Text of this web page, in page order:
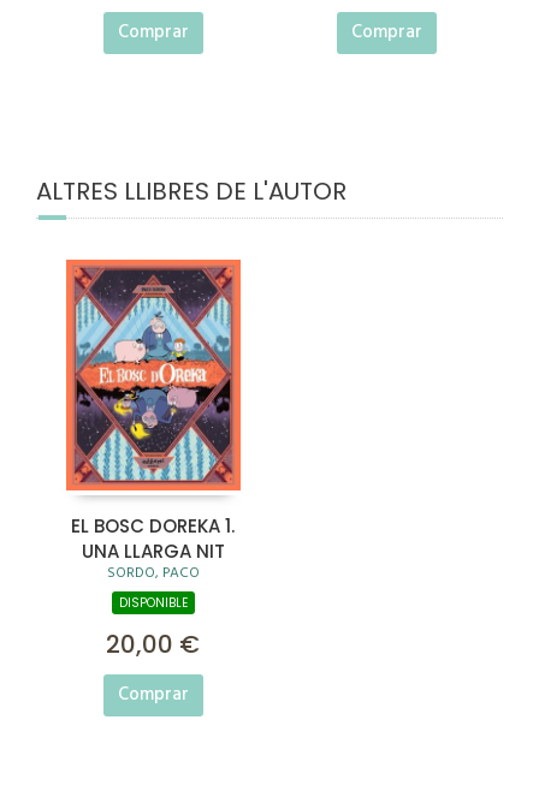
Comprar Comprar
ALTRES LLIBRES DE L'AUTOR
EL BOSC DOREKA 1.
UNA LLARGA NIT
SORDO, PACO
DISPONIBLE
20,00 €
Comprar